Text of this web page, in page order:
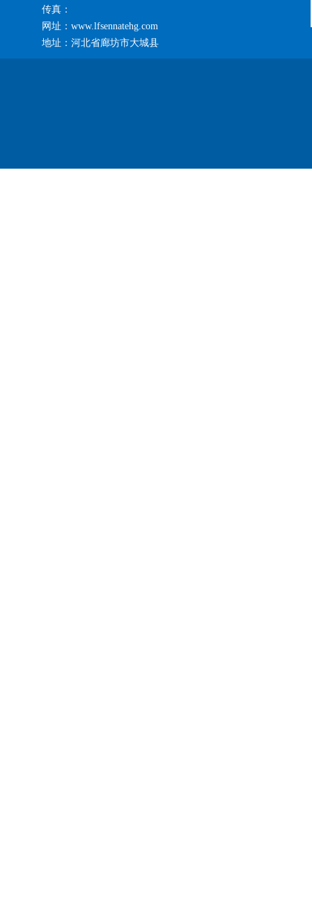
传真：
网址：www.lfsennatehg.com
地址：河北省廊坊市大城县